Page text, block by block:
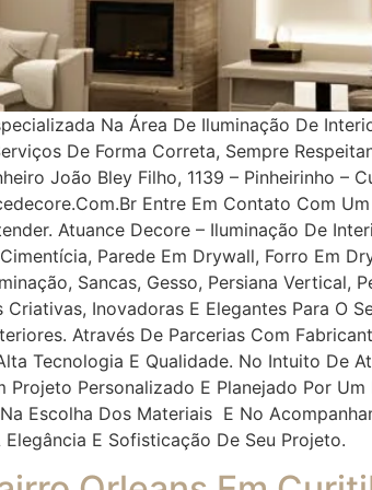
Na Área De Iluminação De
De Forma Correta, Sempre
João Bley Filho, 1139 – Pinheirinho –
Entre Em Contato Com
Atuance Decore – Iluminação De
Parede Em Drywall, Forro Em
Sancas, Gesso, Persiana Vertical,
Inovadoras E Elegantes Para O
Através De Parcerias Com
Tecnologia E Qualidade. No Intuito De
Personalizado E Planejado Por
Escolha Dos Materiais E No
E Sofisticação De Seu Projeto.